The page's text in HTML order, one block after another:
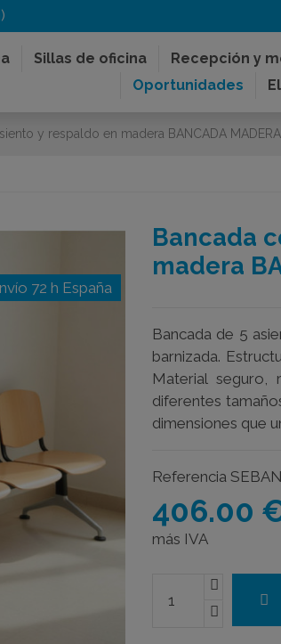
Sillas de oficina Recepción y
Oportunidades
y respaldo en madera BANCADA
72 h España
Bancada
madera
Bancada de 5
barnizada.
Material seguro,
diferentes
dimensiones que
Referencia
406.00
más IVA